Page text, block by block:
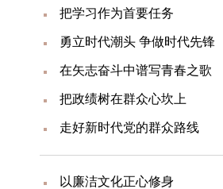
把学习作为首要任务
勇立时代潮头 争做时代先锋
在矢志奋斗中谱写青春之歌
把政绩树在群众心坎上
走好新时代党的群众路线
以廉洁文化正心修身